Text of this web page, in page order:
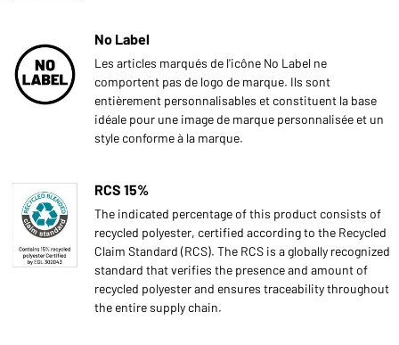
No Label
Les articles marqués de l'icône No Label ne
comportent pas de logo de marque. Ils sont
entièrement personnalisables et constituent la base
idéale pour une image de marque personnalisée et un
style conforme à la marque.
RCS 15%
The indicated percentage of this product consists of
recycled polyester, certified according to the Recycled
Claim Standard (RCS). The RCS is a globally recognized
standard that verifies the presence and amount of
recycled polyester and ensures traceability throughout
the entire supply chain.